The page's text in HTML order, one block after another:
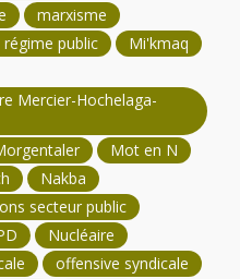
marxisme
public
Mi'kmaq
Mercier-Hochelaga-
Mot en N
Nakba
secteur public
Nucléaire
offensive syndicale